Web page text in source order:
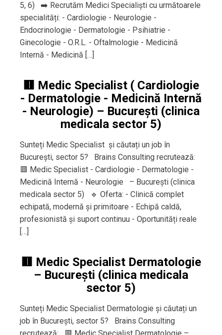
5, 6) ➡️ Recrutăm Medici Specialiști cu următoarele
specialități: - Cardiologie - Neurologie -
Endocrinologie - Dermatologie - Psihiatrie -
Ginecologie - O.R.L. - Oftalmologie - Medicină
Internă - Medicină […]
🟥 Medic Specialist ( Cardiologie
- Dermatologie - Medicină Internă
- Neurologie) – București (clinica
medicala sector 5)
Sunteți Medic Specialist și căutați un job în
București, sector 5? Brains Consulting recrutează:
🟥 Medic Specialist - Cardiologie - Dermatologie -
Medicină Internă - Neurologie – București (clinica
medicala sector 5) 🔹 Oferta: - Clinică complet
echipată, modernă și primitoare - Echipă caldă,
profesionistă și suport continuu - Oportunități reale
[…]
🟥 Medic Specialist Dermatologie
– București (clinica medicala
sector 5)
Sunteți Medic Specialist Dermatologie și căutați un
job în București, sector 5? Brains Consulting